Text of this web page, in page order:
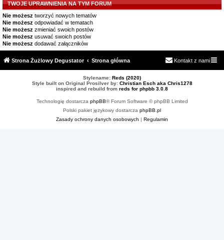
TWOJE UPRAWNIENIA NA TYM FORUM
Nie możesz tworzyć nowych tematów
Nie możesz odpowiadać w tematach
Nie możesz zmieniać swoich postów
Nie możesz usuwać swoich postów
Nie możesz dodawać załączników
Strona Żużlowy Degustator Strona główna Kontakt z nami
Stylename: Reds (2020)
Style built on Original Prosilver by: Christian Esch aka Chris1278
inspired and rebuild from reds for phpbb 3.0.8
Technologię dostarcza phpBB® Forum Software © phpBB Limited
Polski pakiet językowy dostarcza phpBB.pl
Zasady ochrony danych osobowych | Regulamin